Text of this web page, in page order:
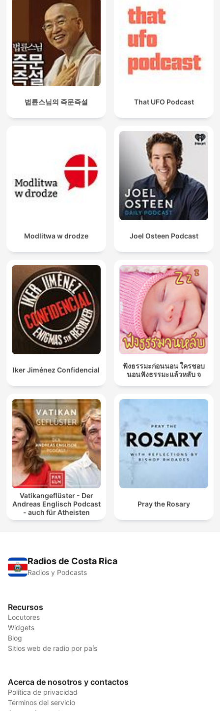
법륜스님의 즉문즉설 That UFO Podcast
Modlitwa w drodze Joel Osteen Podcast
Iker Jiménez Confidencial
ฟังธรรมะก่อนนอน ใครชอบ
นอนฟังธรรมะแล้วหลับ จ
Vatikangeflüster - Der
Andreas Englisch Podcast
- auch für Atheisten
Pray the Rosary
Radios de Costa Rica
Radios y Podcasts
Recursos
Locutores
Widgets
Blog
Sitios web de radio por país
Acerca de nosotros y contactos
Política de privacidad
Términos del servicio